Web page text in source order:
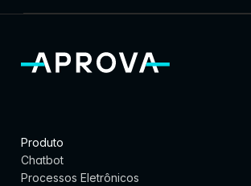
Produto
Chatbot
Processos Eletrônicos